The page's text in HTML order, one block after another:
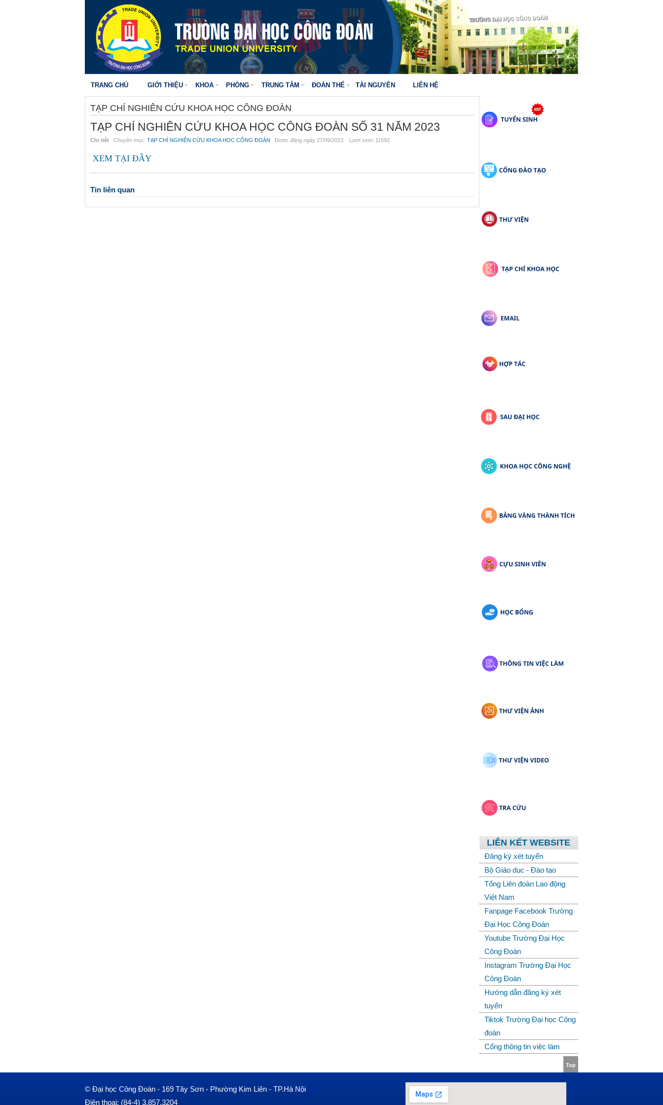
TRANG CHỦ GIỚI THIỆU KHOA PHÒNG TRUNG TÂM ĐOÀN THỂ TÀI NGUYÊN LIÊN HỆ
TẠP CHÍ NGHIÊN CỨU KHOA HỌC CÔNG ĐOÀN
TẠP CHÍ NGHIÊN CỨU KHOA HỌC CÔNG ĐOÀN SỐ 31 NĂM 2023
Chi tiết Chuyên mục: TẠP CHÍ NGHIÊN CỨU KHOA HỌC CÔNG ĐOÀN Được đăng ngày 27/09/2023 Lượt xem: 11592
XEM TẠI ĐÂY
Tin liên quan
LIÊN KẾT WEBSITE
Đăng ký xét tuyển
Bộ Giáo dục - Đào tạo
Tổng Liên đoàn Lao động
Việt Nam
Fanpage Facebook Trường
Đại Học Công Đoàn
Youtube Trường Đại Học
Công Đoàn
Instagram Trường Đại Học
Công Đoàn
Hướng dẫn đăng ký xét
tuyển
Tiktok Trường Đại học Công
đoàn
Cổng thông tin việc làm
Top
© Đại học Công Đoàn - 169 Tây Sơn - Phường Kim Liên - TP.Hà Nội
Điện thoại: (84-4) 3.857.3204